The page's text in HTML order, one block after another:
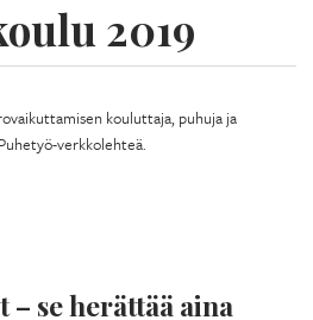
2019
kouluttaja, puhuja ja
verkkolehteä.
se herättää aina